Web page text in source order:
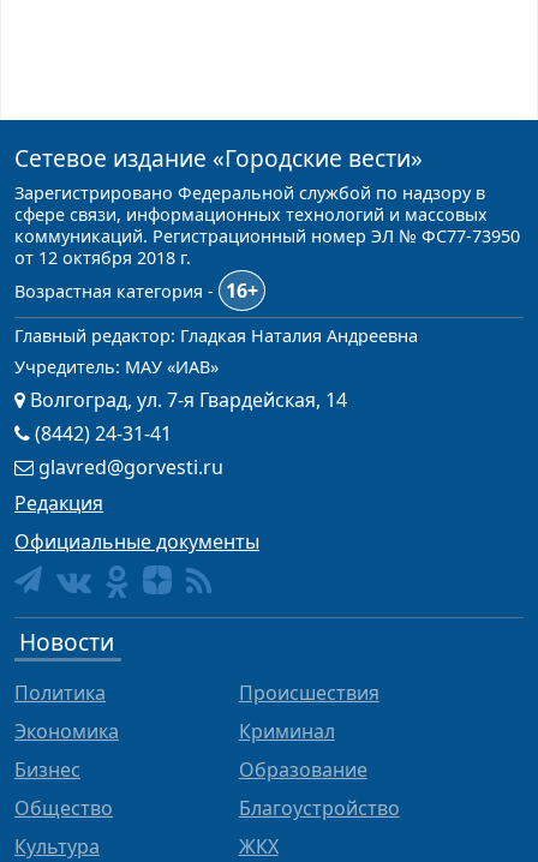
Сетевое издание «Городские вести»
Зарегистрировано Федеральной службой по надзору в
сфере связи, информационных технологий и массовых
коммуникаций. Регистрационный номер ЭЛ № ФС77-73950
от 12 октября 2018 г.
Возрастная категория -
16+
Главный редактор: Гладкая Наталия Андреевна
Учредитель: МАУ «ИАВ»
Волгоград, ул. 7-я Гвардейская, 14
(8442) 24-31-41
glavred@gorvesti.ru
Редакция
Официальные документы
Новости
Политика
Экономика
Бизнес
Общество
Культура
Происшествия
Криминал
Образование
Благоустройство
ЖКХ